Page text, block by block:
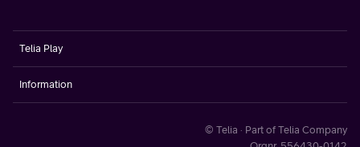
Telia Play
Information
© Telia · Part of Telia Company